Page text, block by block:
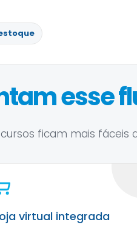
esse
ficam mais fáceis
virtual integrada